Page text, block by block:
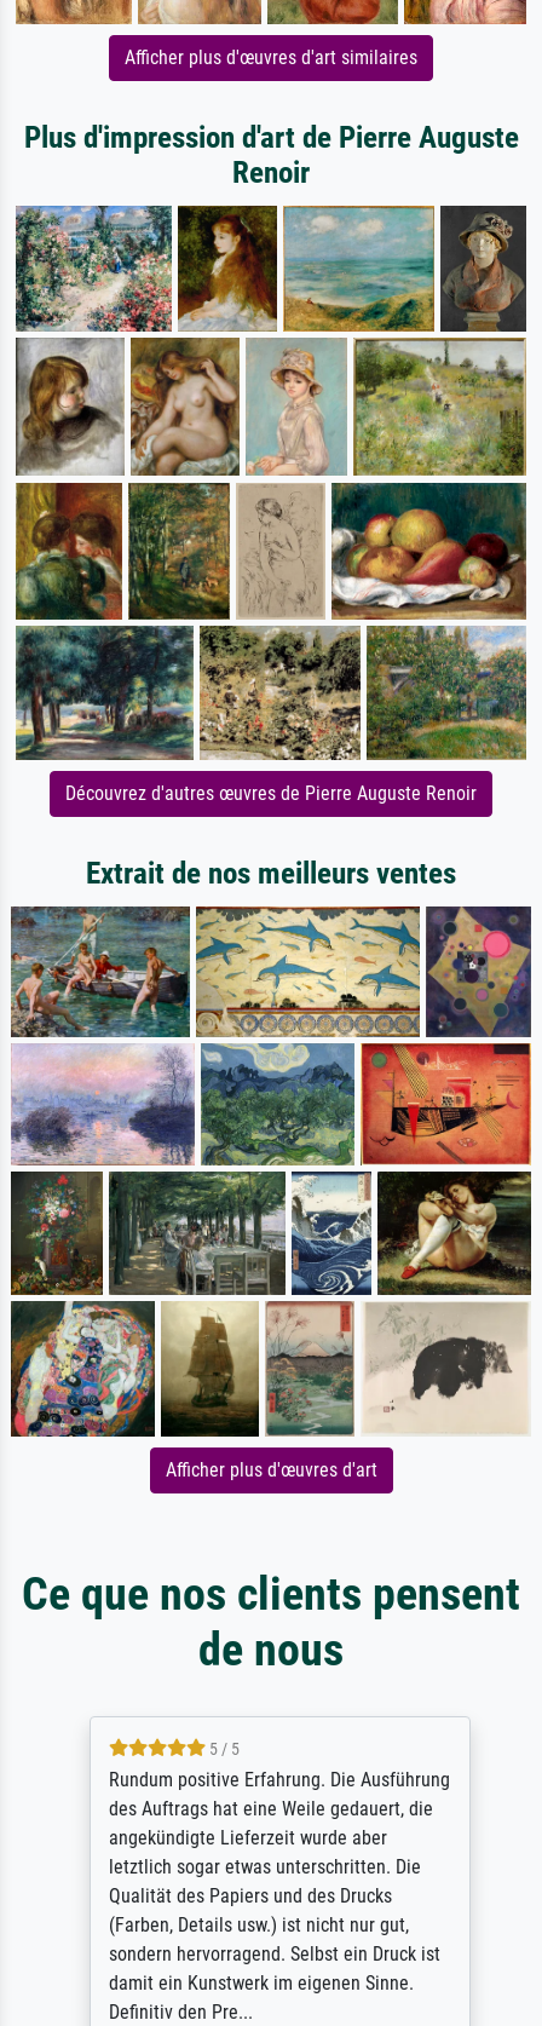
Afficher plus d'œuvres d'art similaires
Plus d'impression d'art de Pierre Auguste
Renoir
Découvrez d'autres œuvres de Pierre Auguste Renoir
Extrait de nos meilleurs ventes
Afficher plus d'œuvres d'art
Ce que nos clients pensent
de nous
5 / 5
Rundum positive Erfahrung. Die Ausführung
des Auftrags hat eine Weile gedauert, die
angekündigte Lieferzeit wurde aber
letztlich sogar etwas unterschritten. Die
Qualität des Papiers und des Drucks
(Farben, Details usw.) ist nicht nur gut,
sondern hervorragend. Selbst ein Druck ist
damit ein Kunstwerk im eigenen Sinne.
Definitiv den Pre...